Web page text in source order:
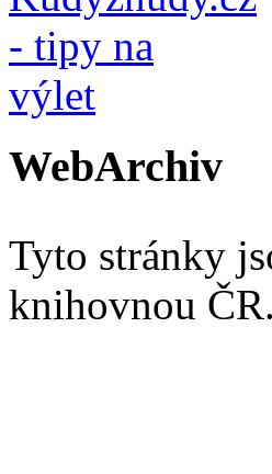
WebArchiv
Tyto stránky
knihovnou